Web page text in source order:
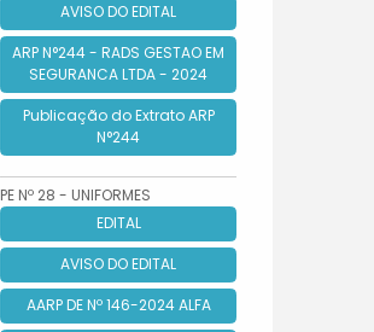
AVISO DO EDITAL
ARP N°244 - RADS GESTAO EM
SEGURANCA LTDA - 2024
Publicação do Extrato ARP
N°244
PE Nº 28 - UNIFORMES
EDITAL
AVISO DO EDITAL
AARP DE Nº 146-2024 ALFA